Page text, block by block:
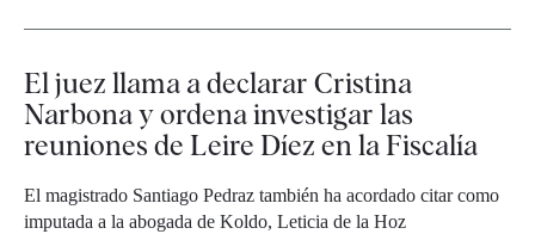
El juez llama a declarar Cristina
Narbona y ordena investigar las
reuniones de Leire Díez en la Fiscalía
El magistrado Santiago Pedraz también ha acordado citar como
imputada a la abogada de Koldo, Leticia de la Hoz